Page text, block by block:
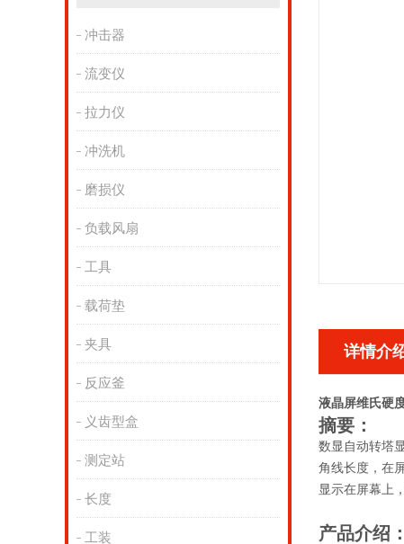
冲击器
流变仪
拉力仪
冲洗机
磨损仪
负载风扇
工具
载荷垫
夹具
反应釜
义齿型盒
测定站
长度
工装
详情介
液晶屏维氏硬
摘要：
数显自动转塔
角线长度，在
显示在屏幕上
产品介绍：